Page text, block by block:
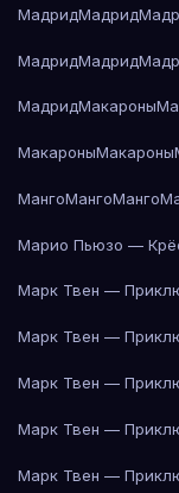
МадридМадрид
МадридМадрид
МадридМакароны
МакароныМакароны
МангоМангоМанго
Марио Пьюзо —
Марк Твен —
Марк Твен —
Марк Твен —
Марк Твен —
Марк Твен —